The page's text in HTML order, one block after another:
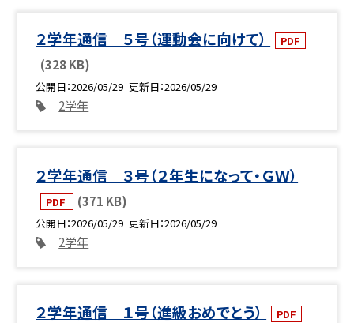
２学年通信 ５号（運動会に向けて） PDF
(328 KB)
公開日 2026/05/29 更新日 2026/05/29
2学年
２学年通信 ３号（２年生になって・ＧＷ）
PDF (371 KB)
公開日 2026/05/29 更新日 2026/05/29
2学年
２学年通信 １号（進級おめでとう） PDF